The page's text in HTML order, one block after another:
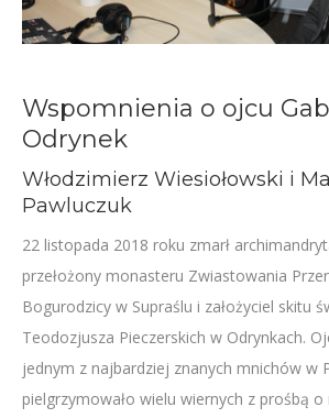
Wspomnienia o ojcu
Odrynek
Włodzimierz Wiesiołowski i
Pawluczuk
22 listopada 2018 roku zmarł
przełożony monasteru Zwiastowania
Bogurodzicy w Supraślu i założyciel skitu
Teodozjusza Pieczerskich w Odrynkach.
jednym z najbardziej znanych mnichów w
pielgrzymowało wielu wiernych z prośbą